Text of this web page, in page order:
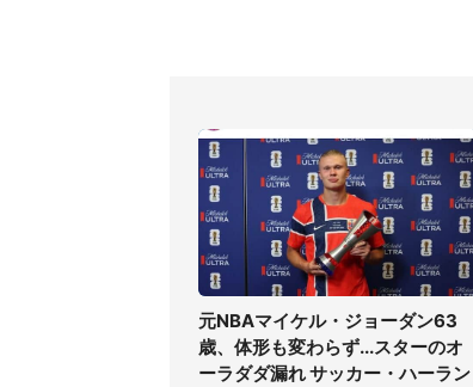
元NBAマイケル・ジョーダン63
歳、体形も変わらず...スターのオ
ーラダダ漏れ サッカー・ハーラン